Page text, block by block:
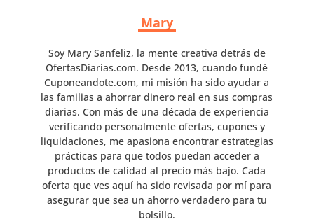
Mary
Soy Mary Sanfeliz, la mente creativa detrás de
OfertasDiarias.com. Desde 2013, cuando fundé
Cuponeandote.com, mi misión ha sido ayudar a
las familias a ahorrar dinero real en sus compras
diarias. Con más de una década de experiencia
verificando personalmente ofertas, cupones y
liquidaciones, me apasiona encontrar estrategias
prácticas para que todos puedan acceder a
productos de calidad al precio más bajo. Cada
oferta que ves aquí ha sido revisada por mí para
asegurar que sea un ahorro verdadero para tu
bolsillo.